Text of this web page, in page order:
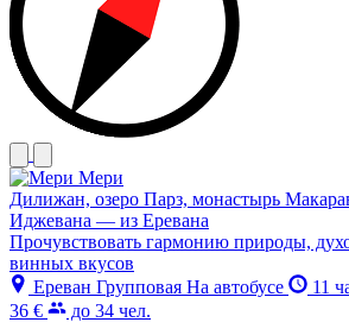
Мери
Дилижан, озеро Парз, монастырь
Иджевана — из Еревана
Прочувствовать гармонию природы,
винных вкусов
Ереван Групповая На автобусе
11
36 €
до 34 чел.